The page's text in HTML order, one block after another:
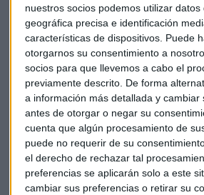
nuestros socios podemos utilizar datos
geográfica precisa e identificación
características de dispositivos. Puede
otorgarnos su consentimiento a
socios para que llevemos a cabo el
previamente descrito. De forma
a información más detallada y cambiar
antes de otorgar o negar su
cuenta que algún procesamiento de
puede no requerir de su
el derecho de rechazar tal
preferencias se aplicarán solo a este
cambiar sus preferencias o retirar su
En Japón, elTopixvive sumejor
que no registraba desde el año 2009.
del0,2 % a los1.313puntos. También
Nikkeideun 0.7% a los16.502puntos.
En la bolsa de Tokio ha debutado hoy el
mensajería Line, que se dispara un
estrenarse ayer en Nueva York con
26%. Por su parte, la compañía textil
un 18%, la mayor subida desde el año